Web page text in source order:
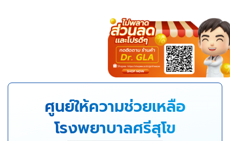
ศูนย์ให้ความช่วยเหลือ
โรงพยาบาลศรีสุโข